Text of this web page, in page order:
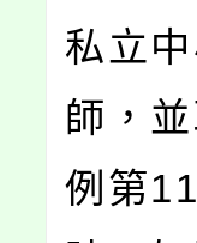
私立
師，
例第